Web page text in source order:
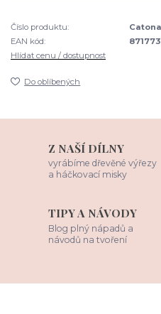
Číslo produktu:
Catona
EAN kód:
Hlídat cenu / dostupnost
Do oblíbených
Z NAŠÍ DÍLNY
vyrábíme dřevěné výřezy
a háčkovací misky
TIPY A NÁVODY
Blog plný nápadů a
návodů na tvoření